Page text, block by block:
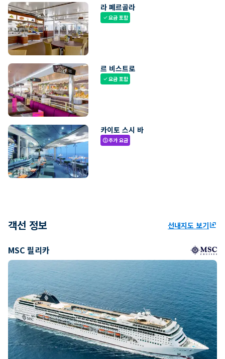
라 페르골라
check요금 포함
르 비스트로
check요금 포함
카이토 스시 바
paid추가 요금
객선 정보 선내지도 보기ungroup
MSC 릴리카